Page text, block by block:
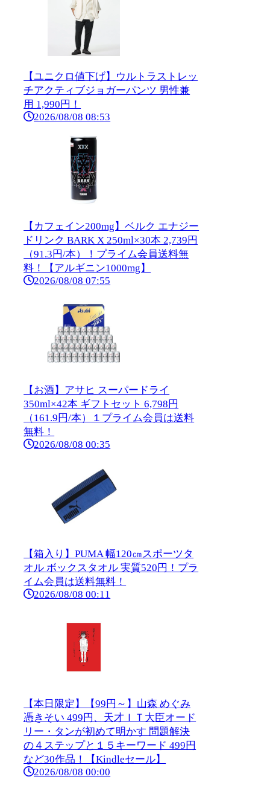
【ユニクロ値下げ】ウルトラストレッ
チアクティブジョガーパンツ 男性兼
用 1,990円！
2026/08/08 08:53
【カフェイン200mg】ベルク エナジー
ドリンク BARK X 250ml×30本 2,739円
（91.3円/本）！プライム会員送料無
料！【アルギニン1000mg】
2026/08/08 07:55
【お酒】アサヒ スーパードライ
350ml×42本 ギフトセット 6,798円
（161.9円/本）１プライム会員は送料
無料！
2026/08/08 00:35
【箱入り】PUMA 幅120㎝スポーツタ
オル ボックスタオル 実質520円！プラ
イム会員は送料無料！
2026/08/08 00:11
【本日限定】【99円～】山森 めぐみ
憑きそい 499円、天才ＩＴ大臣オード
リー・タンが初めて明かす 問題解決
の４ステップと１５キーワード 499円
など30作品！【Kindleセール】
2026/08/08 00:00